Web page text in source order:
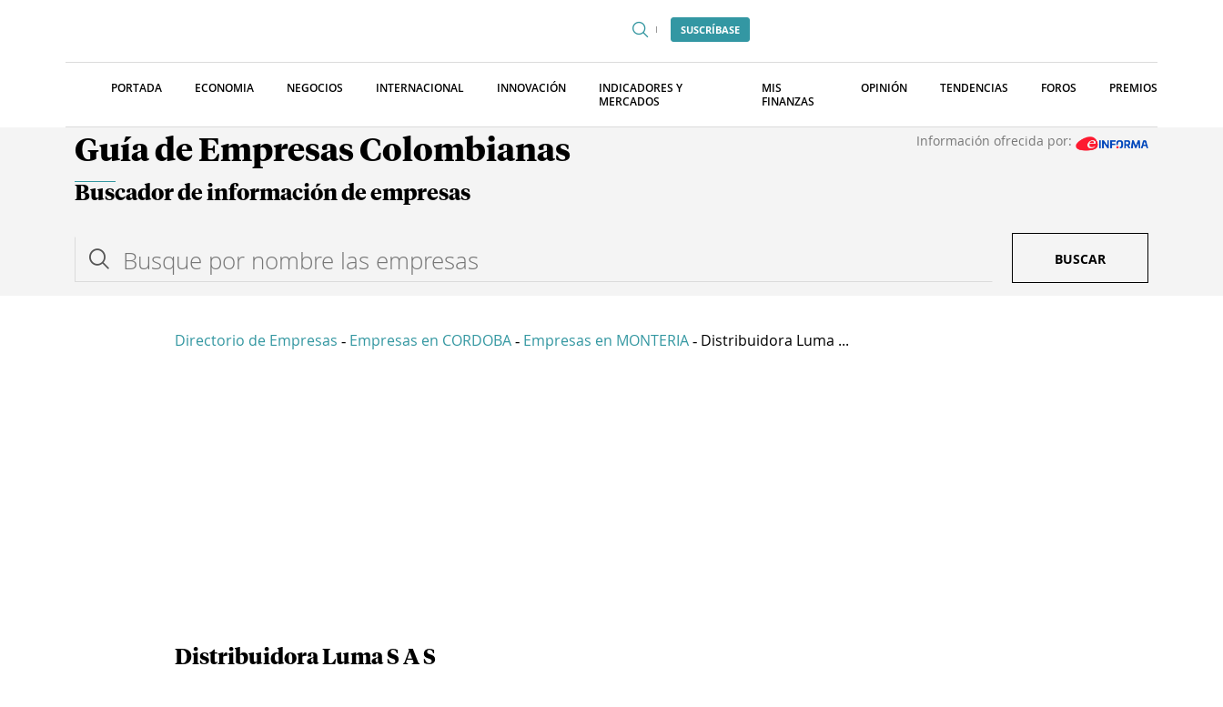
SUSCRÍBASE
PORTADA ECONOMIA NEGOCIOS INTERNACIONAL INNOVACIÓN
INDICADORES Y
MERCADOS
MIS
FINANZAS
OPINIÓN TENDENCIAS FOROS PREMIOS
Guía de Empresas Colombianas Información ofrecida por:
Buscador de información de empresas
BUSCAR
Directorio de Empresas - Empresas en CORDOBA - Empresas en MONTERIA - Distribuidora Luma ...
Distribuidora Luma S A S